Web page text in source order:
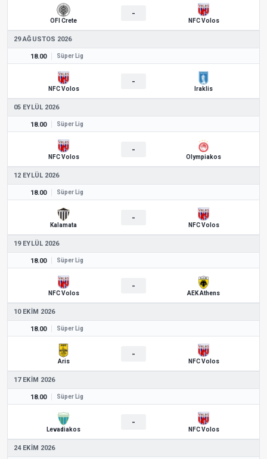
OFI Crete
-
NFC Volos
29 AĞUSTOS 2026
18.00 Süper Lig
NFC Volos
-
Iraklis
05 EYLÜL 2026
18.00 Süper Lig
NFC Volos
-
Olympiakos
12 EYLÜL 2026
18.00 Süper Lig
Kalamata
-
NFC Volos
19 EYLÜL 2026
18.00 Süper Lig
NFC Volos
-
AEK Athens
10 EKIM 2026
18.00 Süper Lig
Aris
-
NFC Volos
17 EKIM 2026
18.00 Süper Lig
Levadiakos
-
NFC Volos
24 EKIM 2026